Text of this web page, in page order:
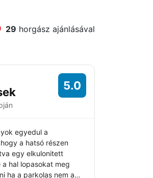
29 horgász ajánlásával
5.0
egyedul a
a hatsó részen
egy elkulonitett
a hal lopasokat meg
ha a parkolas nem a